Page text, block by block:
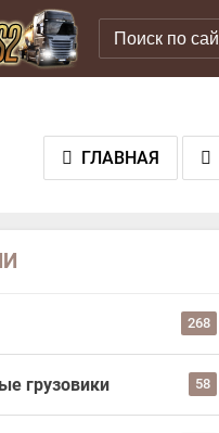
ГЛАВНАЯ
268
грузовики 58